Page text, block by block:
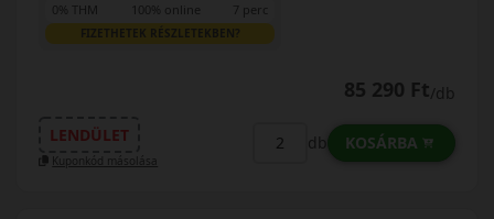
0% THM 100% online 7 perc
FIZETHETEK RÉSZLETEKBEN?
85 290 Ft/db
LENDÜLET
Kuponkód másolása
db KOSÁRBA